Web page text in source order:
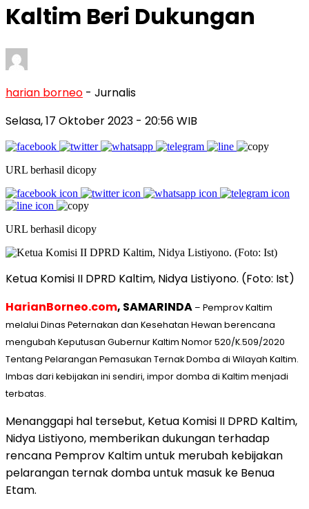
Kaltim Beri Dukungan
harian borneo - Jurnalis
Selasa, 17 Oktober 2023 - 20:56 WIB
URL berhasil dicopy
URL berhasil dicopy
Ketua Komisi II DPRD Kaltim, Nidya Listiyono. (Foto: Ist)
HarianBorneo.com, SAMARINDA – Pemprov Kaltim
melalui Dinas Peternakan dan Kesehatan Hewan berencana
mengubah Keputusan Gubernur Kaltim Nomor 520/K.509/2020
Tentang Pelarangan Pemasukan Ternak Domba di Wilayah Kaltim.
Imbas dari kebijakan ini sendiri, impor domba di Kaltim menjadi
terbatas.
Menanggapi hal tersebut, Ketua Komisi II DPRD Kaltim,
Nidya Listiyono, memberikan dukungan terhadap
rencana Pemprov Kaltim untuk merubah kebijakan
pelarangan ternak domba untuk masuk ke Benua
Etam.